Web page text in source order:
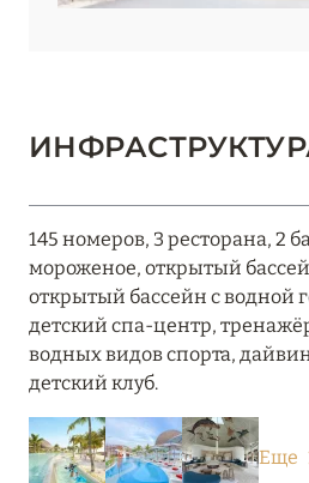
145 номеров, 3 ресторана, 2
мороженое, открытый
открытый бассейн с водной
детский спа-центр,
водных видов спорта,
детский клуб.
Еще